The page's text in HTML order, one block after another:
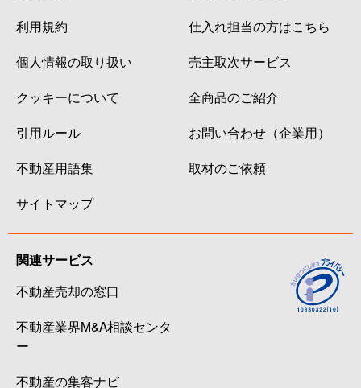
利用規約
個人情報の取り扱い
クッキーについて
引用ルール
不動産用語集
サイトマップ
仕入れ担当の方はこちら
売主取次サービス
全商品のご紹介
お問い合わせ（企業用）
取材のご依頼
関連サービス
不動産売却の窓口
不動産業界M&A相談センタ
ー
不動産の集客ナビ